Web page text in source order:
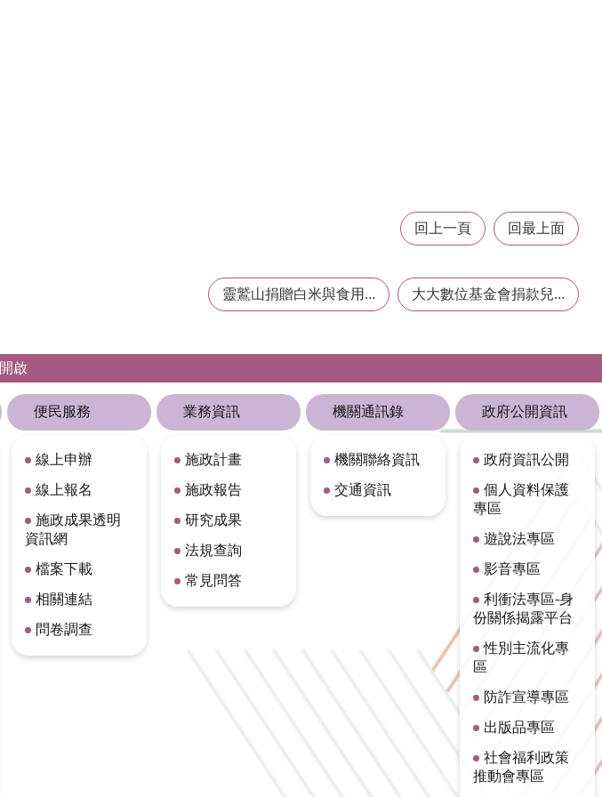
回上一頁 回最上面
靈鷲山捐贈白米與食用... 大大數位基金會捐款兒...
開啟
便民服務
線上申辦
線上報名
施政成果透明
資訊網
檔案下載
相關連結
問卷調查
業務資訊
施政計畫
施政報告
研究成果
法規查詢
常見問答
機關通訊錄
機關聯絡資訊
交通資訊
政府公開資訊
政府資訊公開
個人資料保護
專區
遊說法專區
影音專區
利衝法專區-身
份關係揭露平台
性別主流化專
區
防詐宣導專區
出版品專區
社會福利政策
推動會專區